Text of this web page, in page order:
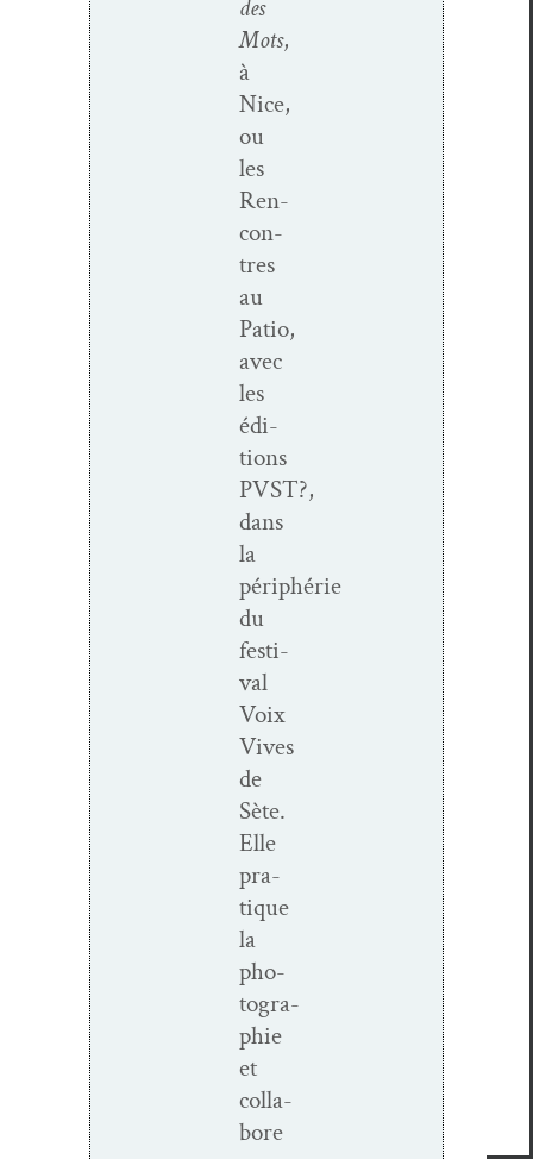
des
Mots,
à
Nice,
ou
les
Ren­
con­
tres
au
Patio,
avec
les
édi­
tions
PVST?,
dans
la
périphérie
du
fes­ti­
val
Voix
Vives
de
Sète.
Elle
pra­
tique
la
pho­
togra­
phie
et
col­la­
bore